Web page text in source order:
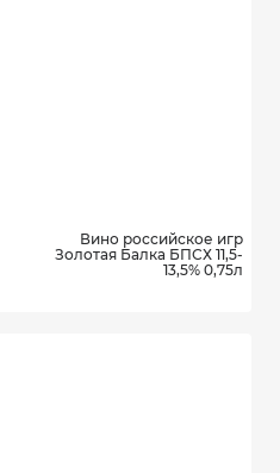
Вино российское игр
Золотая Балка БПСХ 11,5-
13,5% 0,75л